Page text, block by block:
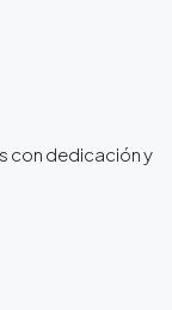
con dedicación y